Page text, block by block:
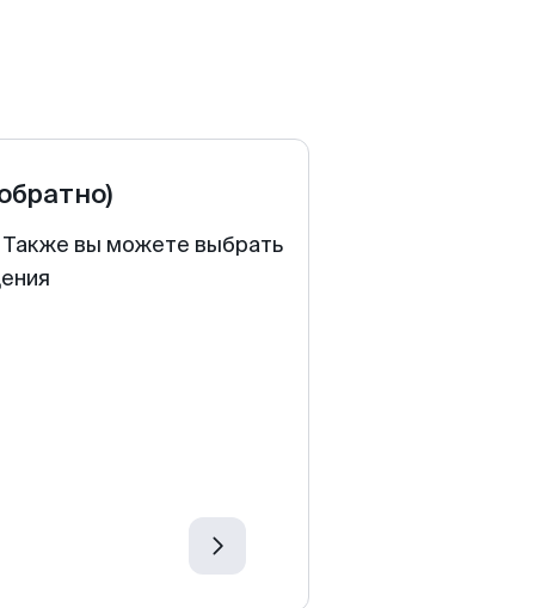
Также вы можете выбрать